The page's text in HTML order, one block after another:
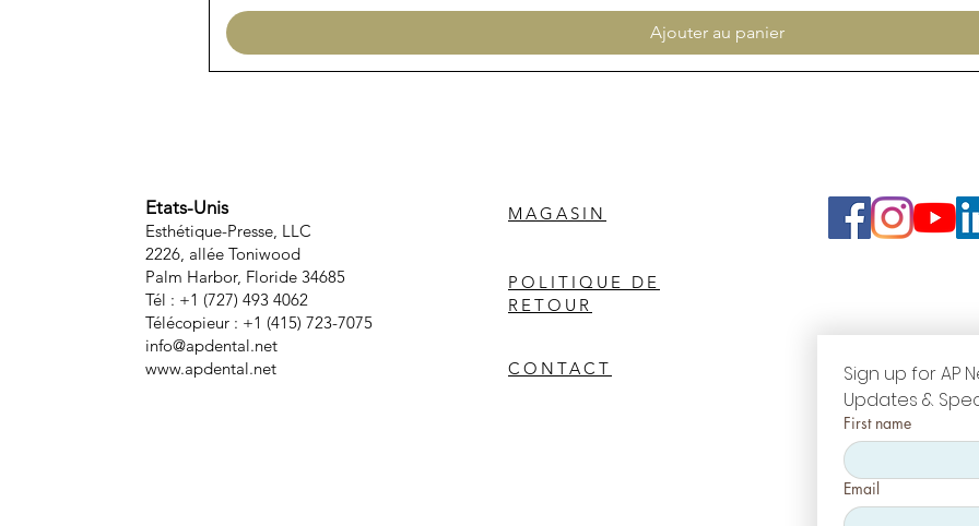
Ajouter au panier
Etats-Unis
Esthétique-Presse, LLC
2226, allée Toniwood
Palm Harbor, Floride 34685
Tél : +1 (727) 493 4062
Télécopieur : +1 (415) 723-7075
info@apdental.net
www.apdental.net
MAGASIN
POLITIQUE DE
RETOUR
CONTACT
Sign up for AP
Updates &
First name
Email